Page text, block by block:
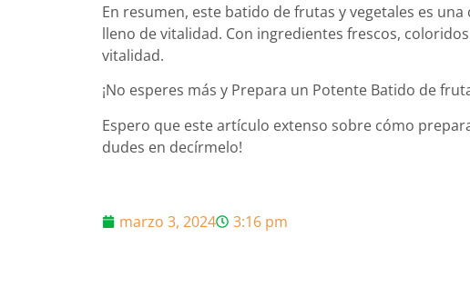
En resumen, este batido de frutas y vegetales es
lleno de vitalidad. Con ingredientes frescos,
vitalidad.
¡No esperes más y Prepara un Potente Batido de
Espero que este artículo extenso sobre cómo
dudes en decírmelo!
marzo 3, 2024
3:16 pm